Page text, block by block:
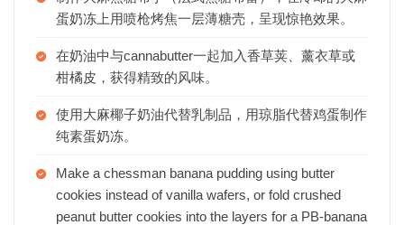
蛋奶冻上用喷枪烤焦一层薄糖壳，呈现惊艳效果。
在奶油中与cannabutter一起加入香草荚、薰衣草或
柑橘皮，获得精致的风味。
使用大麻椰子奶油代替乳制品，用琼脂代替鸡蛋制作
纯素蛋奶冻。
Make a chessman banana pudding using butter
cookies instead of vanilla wafers, or fold crushed
peanut butter cookies into the layers for a PB-banana